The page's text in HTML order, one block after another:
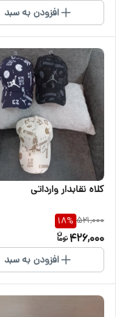
افزودن به سبد
کلاه نقابدار وارداتی
521,000
18%
426,000
افزودن به سبد